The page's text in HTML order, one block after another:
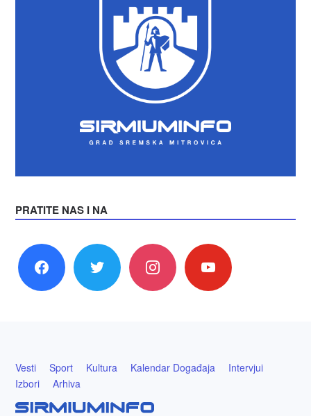
PRATITE NAS I NA
facebook twitter instagram youtube
Vesti Sport Kultura Kalendar Događaja
Intervjui
Izbori
Arhiva